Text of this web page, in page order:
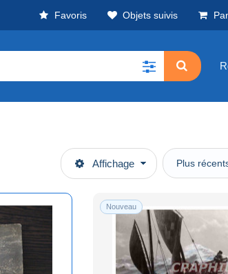
Favoris Objets suivis
Affichage
Nouveau